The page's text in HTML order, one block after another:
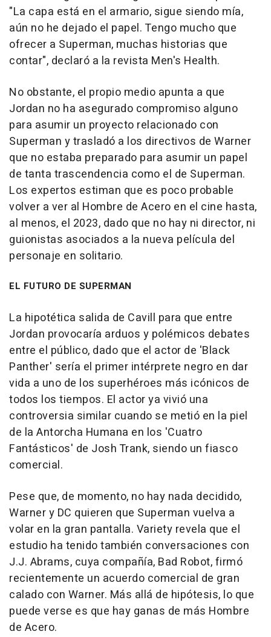
"La capa está en el armario, sigue siendo mía,
aún no he dejado el papel. Tengo mucho que
ofrecer a Superman, muchas historias que
contar", declaró a la revista Men's Health.
No obstante, el propio medio apunta a que
Jordan no ha asegurado compromiso alguno
para asumir un proyecto relacionado con
Superman y trasladó a los directivos de Warner
que no estaba preparado para asumir un papel
de tanta trascendencia como el de Superman.
Los expertos estiman que es poco probable
volver a ver al Hombre de Acero en el cine hasta,
al menos, el 2023, dado que no hay ni director, ni
guionistas asociados a la nueva película del
personaje en solitario.
EL FUTURO DE SUPERMAN
La hipotética salida de Cavill para que entre
Jordan provocaría arduos y polémicos debates
entre el público, dado que el actor de 'Black
Panther' sería el primer intérprete negro en dar
vida a uno de los superhéroes más icónicos de
todos los tiempos. El actor ya vivió una
controversia similar cuando se metió en la piel
de la Antorcha Humana en los 'Cuatro
Fantásticos' de Josh Trank, siendo un fiasco
comercial.
Pese que, de momento, no hay nada decidido,
Warner y DC quieren que Superman vuelva a
volar en la gran pantalla. Variety revela que el
estudio ha tenido también conversaciones con
J.J. Abrams, cuya compañía, Bad Robot, firmó
recientemente un acuerdo comercial de gran
calado con Warner. Más allá de hipótesis, lo que
puede verse es que hay ganas de más Hombre
de Acero.